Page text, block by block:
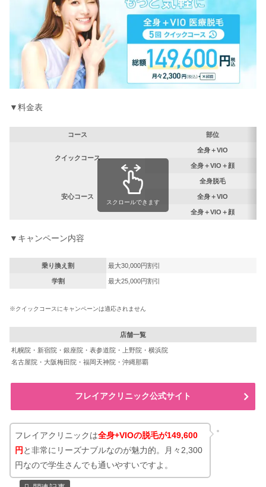
▼料金表
コース 部位
クイックコース
全身＋VIO
全身＋VIO＋顔
安心コース
全身脱毛
全身＋VIO
全身＋VIO＋顔
スクロールできます
▼キャンペーン内容
乗り換え割 最大30,000円割引
学割 最大25,000円割引
※クイックコースにキャンペーンは適応されません
店舗一覧
札幌院・新宿院・銀座院・表参道院・上野院・横浜院
名古屋院・大阪梅田院・福岡天神院・沖縄那覇
フレイアクリニック公式サイト
フレイアクリニックは全身+VIOの脱毛が149,600
円 と非常にリーズナブルなのが魅力的。月々2,300
円なので学生さんでも通いやすいですよ。